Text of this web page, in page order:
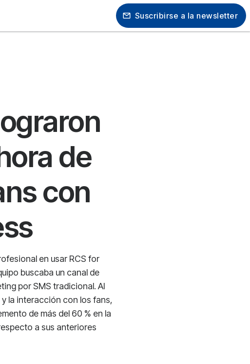
Suscribirse a la newsletter
de
con
en usar RCS for
buscaba un canal de
por SMS tradicional. Al
la interacción con los fans,
de más del 60 % en la
a sus anteriores